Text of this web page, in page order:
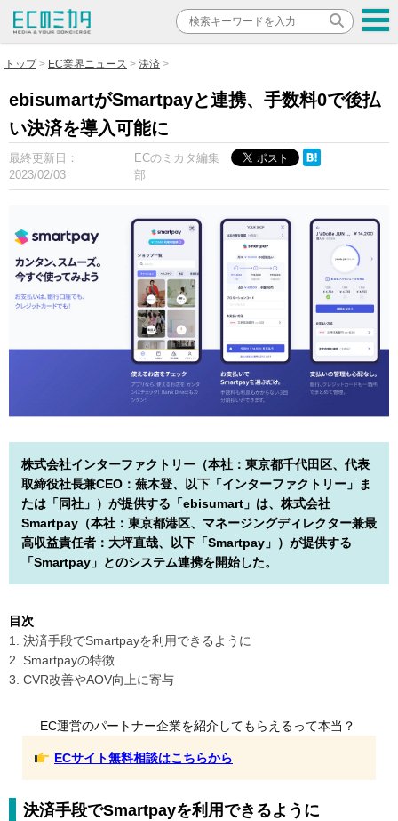
トップ EC業界ニュース 決済
ebisumartがSmartpayと連携、手数料0で後払
い決済を導入可能に
最終更新日：
2023/02/03
ECのミカタ編集
部
株式会社インターファクトリー（本社：東京都千代田区、代表
取締役社長兼CEO：蕪木登、以下「インターファクトリー」ま
たは「同社」）が提供する「ebisumart」は、株式会社
Smartpay（本社：東京都港区、マネージングディレクター兼最
高収益責任者：大坪直哉、以下「Smartpay」）が提供する
「Smartpay」とのシステム連携を開始した。
目次
1. 決済手段でSmartpayを利用できるように
2. Smartpayの特徴
3. CVR改善やAOV向上に寄与
EC運営のパートナー企業を紹介してもらえるって本当？
ECサイト無料相談はこちらから
決済手段でSmartpayを利用できるように